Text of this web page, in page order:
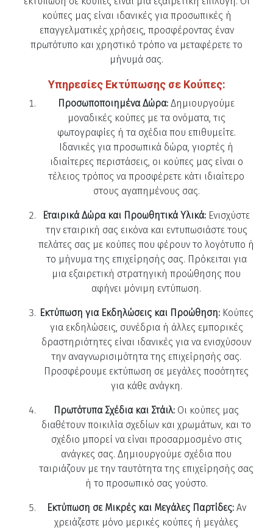
κούπες μας είναι ιδανικές για προσωπικές ή
επαγγελματικές χρήσεις, προσφέροντας έναν
πρωτότυπο και χρηστικό τρόπο να μεταφέρετε το
μήνυμά σας.
Υπηρεσίες Εκτύπωσης σε Κούπες:
Προσωποποιημένα Δώρα: Δημιουργούμε
μοναδικές κούπες με τα ονόματα, τις
φωτογραφίες ή τα σχέδια που επιθυμείτε.
Ιδανικές για προσωπικά δώρα, γιορτές ή
ιδιαίτερες περιστάσεις, οι κούπες μας είναι ο
τέλειος τρόπος να προσφέρετε κάτι ιδιαίτερο
στους αγαπημένους σας.
Εταιρικά Δώρα και Προωθητικά Υλικά: Ενισχύστε
την εταιρική σας εικόνα και εντυπωσιάστε τους
πελάτες σας με κούπες που φέρουν το λογότυπο ή
το μήνυμα της επιχείρησής σας. Πρόκειται για
μια εξαιρετική στρατηγική προώθησης που
αφήνει μόνιμη εντύπωση.
Εκτύπωση για Εκδηλώσεις και Προώθηση:Κούπες
για εκδηλώσεις, συνέδρια ή άλλες εμπορικές
δραστηριότητες είναι ιδανικές για να ενισχύσουν
την αναγνωρισιμότητα της επιχείρησής σας.
Προσφέρουμε εκτύπωση σε μεγάλες ποσότητες
για κάθε ανάγκη.
Πρωτότυπα Σχέδια και Στάιλ: Οι κούπες μας
διαθέτουν ποικιλία σχεδίων και χρωμάτων, και το
σχέδιο μπορεί να είναι προσαρμοσμένο στις
ανάγκες σας. Δημιουργούμε σχέδια που
ταιριάζουν με την ταυτότητα της επιχείρησής σας
ή το προσωπικό σας γούστο.
Εκτύπωση σε Μικρές και Μεγάλες Παρτίδες:Αν
χρειάζεστε μόνο μερικές κούπες ή μεγάλες